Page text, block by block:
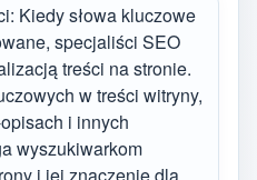
Kiedy słowa kluczowe
specjaliści SEO
treści na stronie.
w treści witryny,
i innych
wyszukiwarkom
i jej znaczenie dla